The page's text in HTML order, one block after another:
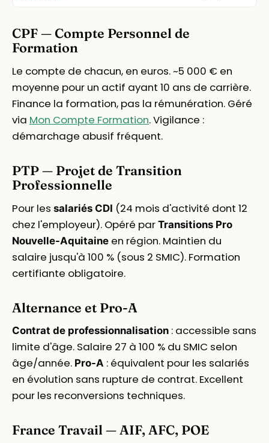
CPF — Compte Personnel de
Formation
Le compte de chacun, en euros. ~5 000 € en
moyenne pour un actif ayant 10 ans de carrière.
Finance la formation, pas la rémunération. Géré
via Mon Compte Formation. Vigilance :
démarchage abusif fréquent.
PTP — Projet de Transition
Professionnelle
Pour les salariés CDI (24 mois d'activité dont 12
chez l'employeur). Opéré par Transitions Pro
Nouvelle-Aquitaine en région. Maintien du
salaire jusqu'à 100 % (sous 2 SMIC). Formation
certifiante obligatoire.
Alternance et Pro-A
Contrat de professionnalisation : accessible sans
limite d'âge. Salaire 27 à 100 % du SMIC selon
âge/année. Pro-A : équivalent pour les salariés
en évolution sans rupture de contrat. Excellent
pour les reconversions techniques.
France Travail — AIF, AFC, POE